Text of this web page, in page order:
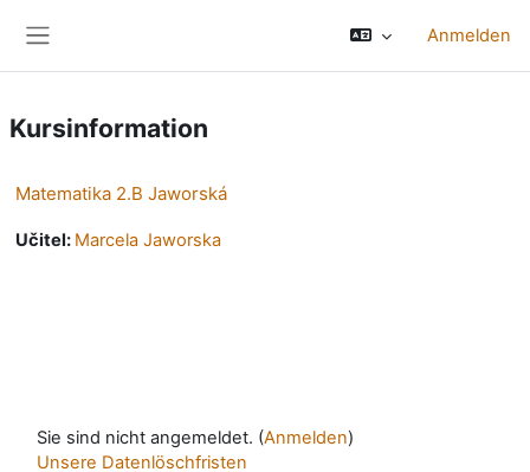
Anmelden
Kursinformation
Matematika 2.B Jaworská
Učitel: Marcela Jaworska
Sie sind nicht angemeldet. (Anmelden)
Unsere Datenlöschfristen